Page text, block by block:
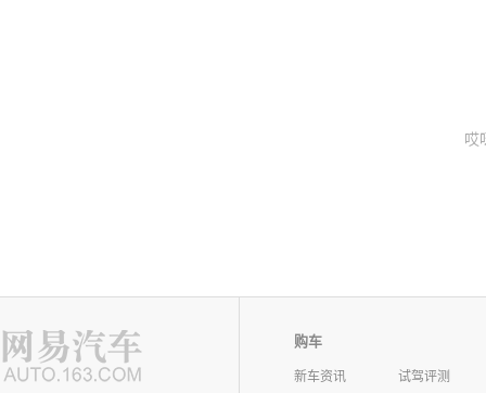
哎
购车
新车资讯
试驾评测